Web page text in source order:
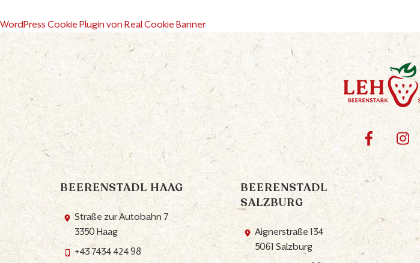
WordPress Cookie Plugin von Real Cookie Banner
BEERENSTADL HAAG
Straße zur Autobahn 7
3350 Haag
+43 7434 424 98
BEERENSTADL
SALZBURG
Aignerstraße 134
5061 Salzburg